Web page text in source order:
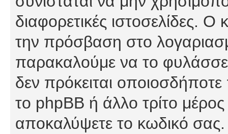
διαφορετικές ιστοσελίδες.
την πρόσβαση στο
παρακαλούμε να το
δεν πρόκειται
το phpBB ή άλλο τρίτο
αποκαλύψετε το κωδικό σας.